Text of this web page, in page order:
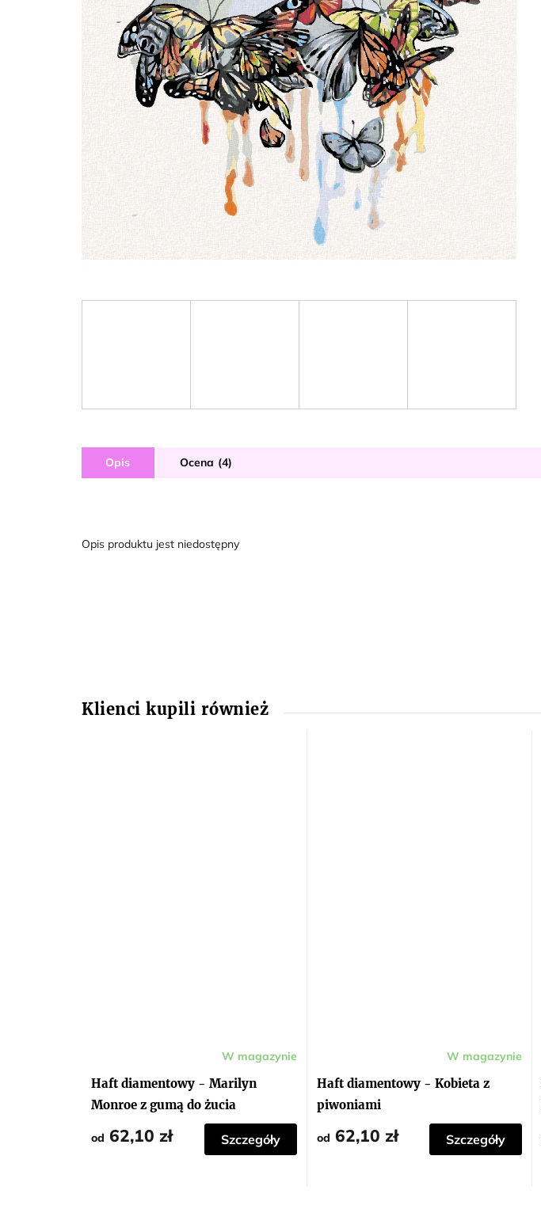
Opis Ocena (4)
Opis produktu jest niedostępny
Haft diamentowy - Marilyn
Monroe z gumą do żucia
W magazynie
od 62,10 zł Szczegóły
Haft diamentowy - Kobieta z
piwoniami
W magazynie
od 62,10 zł Szczegóły